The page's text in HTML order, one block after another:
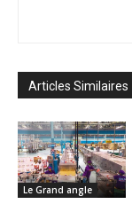
Articles Similaires
Le Grand angle